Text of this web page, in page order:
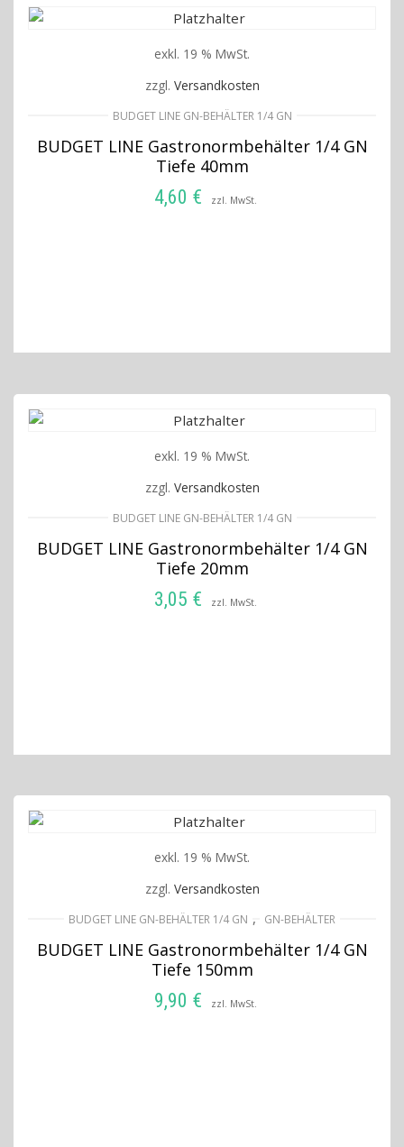
exkl. 19 % MwSt.
zzgl. Versandkosten
BUDGET LINE GN-BEHÄLTER 1/4 GN
BUDGET LINE Gastronormbehälter 1/4 GN
Tiefe 40mm
4,60 € zzl. MwSt.
exkl. 19 % MwSt.
zzgl. Versandkosten
BUDGET LINE GN-BEHÄLTER 1/4 GN
BUDGET LINE Gastronormbehälter 1/4 GN
Tiefe 20mm
3,05 € zzl. MwSt.
exkl. 19 % MwSt.
zzgl. Versandkosten
BUDGET LINE GN-BEHÄLTER 1/4 GN , GN-BEHÄLTER
BUDGET LINE Gastronormbehälter 1/4 GN
Tiefe 150mm
9,90 € zzl. MwSt.